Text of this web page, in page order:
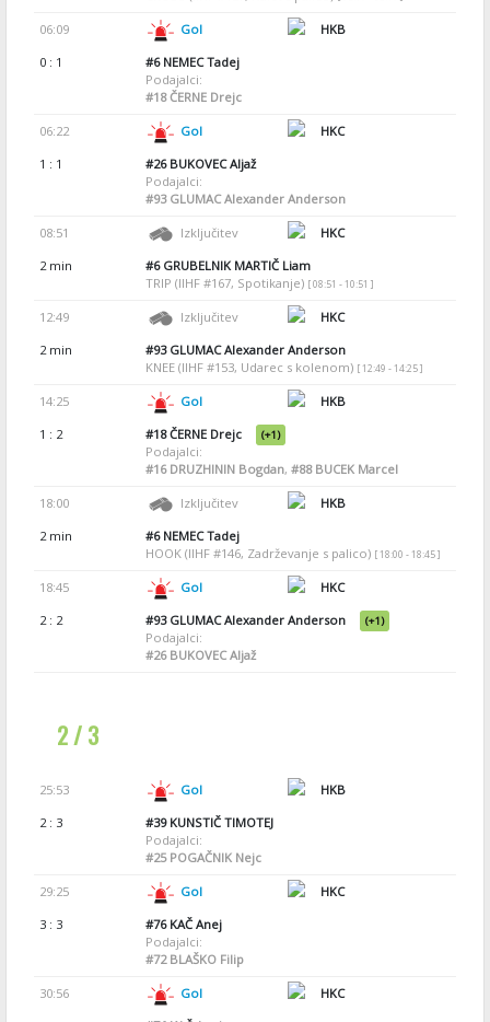
06:09 Gol
HKB
0 : 1
#6NEMEC Tadej
Podajalci:
#18ČERNE Drejc
06:22 Gol
HKC
1 : 1
#26BUKOVEC Aljaž
Podajalci:
#93GLUMAC Alexander Anderson
08:51 Izključitev
HKC
2 min
#6GRUBELNIK MARTIČ Liam
TRIP (IIHF #167, Spotikanje) [ 08:51 - 10:51 ]
12:49 Izključitev
HKC
2 min
#93GLUMAC Alexander Anderson
KNEE (IIHF #153, Udarec s kolenom) [ 12:49 - 14:25 ]
14:25 Gol
HKB
1 : 2
#18ČERNE Drejc (+1)
Podajalci:
#16DRUZHININ Bogdan, #88BUCEK Marcel
18:00 Izključitev
HKB
2 min
#6NEMEC Tadej
HOOK (IIHF #146, Zadrževanje s palico) [ 18:00 - 18:45 ]
18:45 Gol
HKC
2 : 2
#93GLUMAC Alexander Anderson (+1)
Podajalci:
#26BUKOVEC Aljaž
2 / 3
25:53 Gol
HKB
2 : 3
#39KUNSTIČ TIMOTEJ
Podajalci:
#25POGAČNIK Nejc
29:25 Gol
HKC
3 : 3
#76KAČ Anej
Podajalci:
#72BLAŠKO Filip
30:56 Gol
HKC